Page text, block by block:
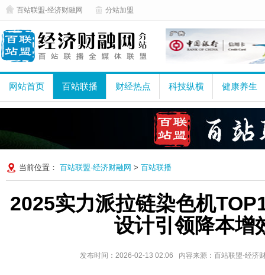
百站联盟-经济财融网 分站加盟
网站首页 百站联播 财经热点 科技纵横 健康养生
当前位置： 百站联盟-经济财融网 > 百站联播
2025实力派拉链染色机
设计引领降本增
发布时间：2026-02-13 02:06 内容来源：百站联盟-经济